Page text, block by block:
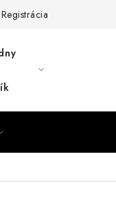
Registrácia